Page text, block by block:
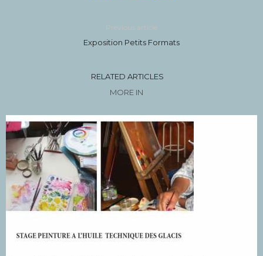
Previous article
Exposition Petits Formats
RELATED ARTICLES
MORE IN